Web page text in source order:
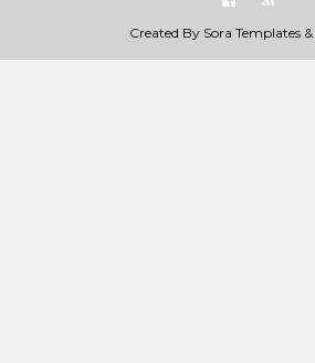
Created By Sora Templates&